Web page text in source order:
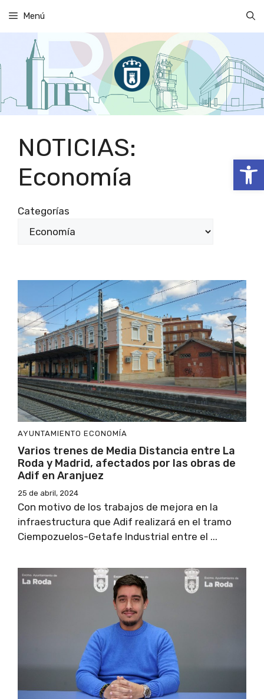
Abrir
contenido
Menú
NOTICIAS:
Economía
Categorías
AYUNTAMIENTO ECONOMÍA
Varios trenes de Media Distancia entre La
Roda y Madrid, afectados por las obras de
Adif en Aranjuez
25 de abril, 2024
Con motivo de los trabajos de mejora en la
infraestructura que Adif realizará en el tramo
Ciempozuelos-Getafe Industrial entre el ...